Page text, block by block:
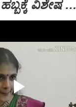
ವಿಶೇಷ …